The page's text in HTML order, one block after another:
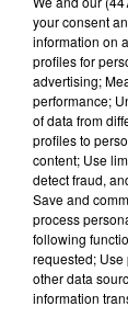
100%
your consent
information on
profiles for
advertising;
performance;
of data from
profiles to
content; Use
detect fraud,
Save and
process
following
requested;
other data
information